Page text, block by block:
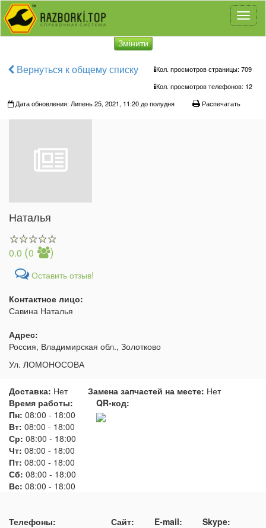
Змінити
Вернуться к общему списку
Кол. просмотров страницы: 709
Кол. просмотров телефонов: 12
Дата обновления: Липень 25, 2021, 11:20 до полудня
Распечатать
Наталья
0.0 (0 )
Оставить отзыв!
Контактное лицо:
Савина Наталья
Адрес:
Россия, Владимирская обл., Золотково
Ул. ЛОМОНОСОВА
Доставка: Нет Замена запчастей на месте: Нет
Время работы:
Пн: 08:00 - 18:00
Вт: 08:00 - 18:00
Ср: 08:00 - 18:00
Чт: 08:00 - 18:00
Пт: 08:00 - 18:00
Сб: 08:00 - 18:00
Вс: 08:00 - 18:00
QR-код:
Телефоны:
Сайт: E-mail: Skype: